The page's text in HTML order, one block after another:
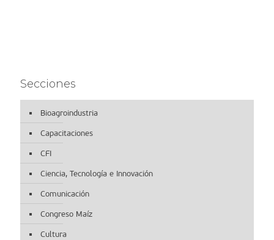
Secciones
Bioagroindustria
Capacitaciones
CFI
Ciencia, Tecnología e Innovación
Comunicación
Congreso Maíz
Cultura